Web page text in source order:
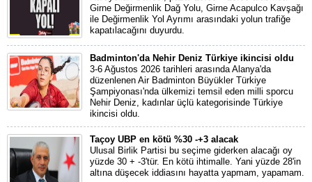
Girne Değirmenlik Dağ Yolu, Girne Acapulco Kavşağı
ile Değirmenlik Yol Ayrımı arasındaki yolun trafiğe
kapatılacağını duyurdu.
Badminton'da Nehir Deniz Türkiye ikincisi oldu
3-6 Ağustos 2026 tarihleri arasında Alanya'da
düzenlenen Air Badminton Büyükler Türkiye
Şampiyonası'nda ülkemizi temsil eden milli sporcu
Nehir Deniz, kadınlar üçlü kategorisinde Türkiye
ikincisi oldu.
Taçoy UBP en kötü %30 -+3 alacak
Ulusal Birlik Partisi bu seçime giderken alacağı oy
yüzde 30 + -3'tür. En kötü ihtimalle. Yani yüzde 28'in
altına düşecek iddiasını hayatta yapmam, yapamam.